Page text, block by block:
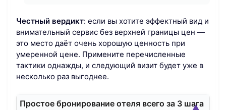
Честный вердикт: если вы хотите эффектный вид и
внимательный сервис без верхней границы цен —
это место даёт очень хорошую ценность при
умеренной цене. Примените перечисленные
тактики однажды, и следующий визит будет уже в
несколько раз выгоднее.
Простое бронирование отеля всего за 3 шага
▲